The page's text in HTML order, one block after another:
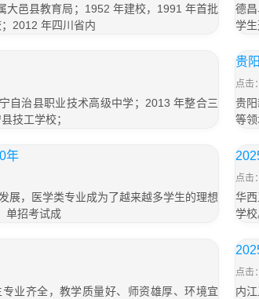
大邑县教育局；1952 年建校，1991 年首批
2012 年四川省内
德
学
自治县职业技术高级中学；2013 年整合三
技工学校；
贵
点击
贵
等
年
展，医学类专业成为了越来越多学生的理想
单招考试成
点击
华
学
业齐全，教学质量好、师资雄厚、环境宜
点击
内